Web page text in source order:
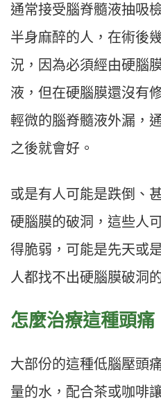
通常接受腦脊髓液抽吸
半身麻醉的人，在術後
況，因為必須經由硬腦
液，但在硬腦膜還沒有
輕微的腦脊髓液外漏，
之後就會好。
或是有人可能是跌倒、
硬腦膜的破洞，這些人
得脆弱，可能是先天或
人都找不出硬腦膜破洞
怎麼治療這種頭痛
大部份的這種低腦壓頭
量的水，配合茶或咖啡